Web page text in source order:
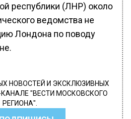
республики (ЛНР) около
ведомства не
Лондона по поводу
НОВОСТЕЙ И ЭКСКЛЮЗИВНЫХ
"ВЕСТИ МОСКОВСКОГО
РЕГИОНА".